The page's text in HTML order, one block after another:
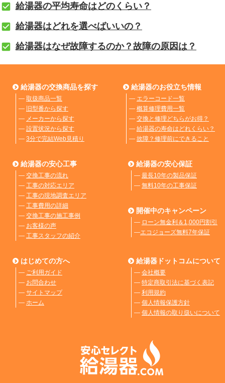
給湯器の平均寿命はどのくらい？
給湯器はどれを選べばいいの？
給湯器はなぜ故障するのか？故障の原因は？
給湯器の交換商品を探す
― 取扱商品一覧
― 旧型番から探す
― メーカーから探す
― 設置状況から探す
― 3分で完結Web見積り
給湯器のお役立ち情報
― エラーコード一覧
― 概算修理費用一覧
― 交換と修理どちらがお得？
― 給湯器の寿命はどれくらい？
― 故障？修理前にできること
給湯器の安心工事
― 交換工事の流れ
― 工事の対応エリア
― 工事の現地調査エリア
― 工事費用の詳細
― 交換工事の施工事例
― お客様の声
― 工事スタッフの紹介
給湯器の安心保証
― 最長10年の製品保証
― 無料10年の工事保証
開催中のキャンペーン
― ローン無金利＆1,000円割引
―エコジョーズ無料7年保証
はじめての方へ
― ご利用ガイド
― お問合わせ
― サイトマップ
― ホーム
給湯器ドットコムについて
― 会社概要
― 特定商取引法に基づく表記
― 利用規約
― 個人情報保護方針
― 個人情報の取り扱いについて